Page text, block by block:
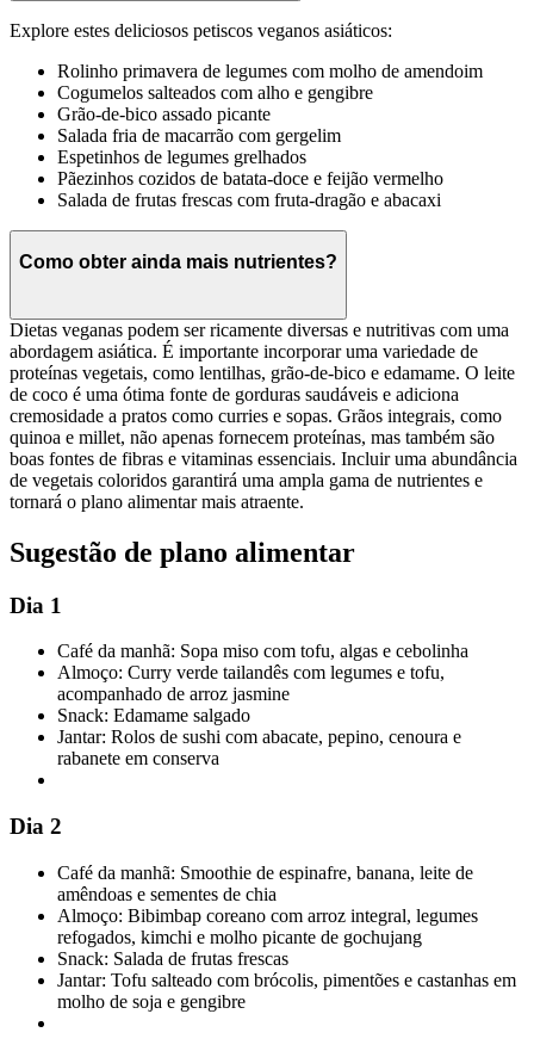
Explore estes deliciosos petiscos veganos asiáticos:
Rolinho primavera de legumes com molho de amendoim
Cogumelos salteados com alho e gengibre
Grão-de-bico assado picante
Salada fria de macarrão com gergelim
Espetinhos de legumes grelhados
Pãezinhos cozidos de batata-doce e feijão vermelho
Salada de frutas frescas com fruta-dragão e abacaxi
Como obter ainda mais nutrientes?
Dietas veganas podem ser ricamente diversas e nutritivas com uma
abordagem asiática. É importante incorporar uma variedade de
proteínas vegetais, como lentilhas, grão-de-bico e edamame. O leite
de coco é uma ótima fonte de gorduras saudáveis e adiciona
cremosidade a pratos como curries e sopas. Grãos integrais, como
quinoa e millet, não apenas fornecem proteínas, mas também são
boas fontes de fibras e vitaminas essenciais. Incluir uma abundância
de vegetais coloridos garantirá uma ampla gama de nutrientes e
tornará o plano alimentar mais atraente.
Sugestão de plano alimentar
Dia 1
Café da manhã: Sopa miso com tofu, algas e cebolinha
Almoço: Curry verde tailandês com legumes e tofu,
acompanhado de arroz jasmine
Snack: Edamame salgado
Jantar: Rolos de sushi com abacate, pepino, cenoura e
rabanete em conserva
Dia 2
Café da manhã: Smoothie de espinafre, banana, leite de
amêndoas e sementes de chia
Almoço: Bibimbap coreano com arroz integral, legumes
refogados, kimchi e molho picante de gochujang
Snack: Salada de frutas frescas
Jantar: Tofu salteado com brócolis, pimentões e castanhas em
molho de soja e gengibre